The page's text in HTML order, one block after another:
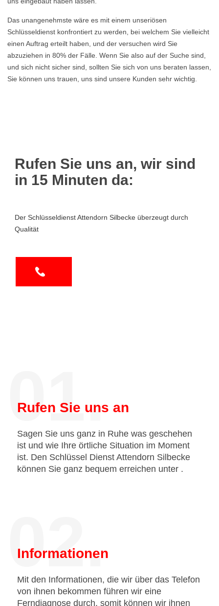
Das unangenehmste wäre es mit einem unseriösen
Schlüsseldienst konfrontiert zu werden, bei welchem Sie vielleicht
einen Auftrag erteilt haben, und der versuchen wird Sie
abzuziehen in 80% der Fälle. Wenn Sie also auf der Suche sind,
und sich nicht sicher sind, sollten Sie sich von uns beraten lassen,
Sie können uns trauen, uns sind unsere Kunden sehr wichtig.
Rufen Sie uns an, wir sind
in 15 Minuten da:
Der Schlüsseldienst Attendorn Silbecke überzeugt durch
Qualität
01.
Rufen Sie uns an
Sagen Sie uns ganz in Ruhe was geschehen
ist und wie Ihre örtliche Situation im Moment
ist. Den Schlüssel Dienst Attendorn Silbecke
können Sie ganz bequem erreichen unter .
02.
Informationen
Mit den Informationen, die wir über das Telefon
von ihnen bekommen führen wir eine
Ferndiagnose durch, somit können wir ihnen